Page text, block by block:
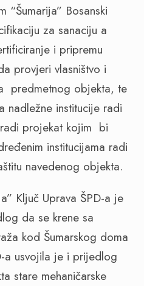
“Šumarija” Bosanski
za sanaciju a
i pripremu
provjeri vlasništvo i
predmetnog objekta, te
nadležne institucije radi
projekat kojim bi
institucijama radi
navedenog objekta.
Ključ Uprava ŠPD-a je
da se krene sa
kod Šumarskog doma
a usvojila je i prijedlog
stare mehaničarske